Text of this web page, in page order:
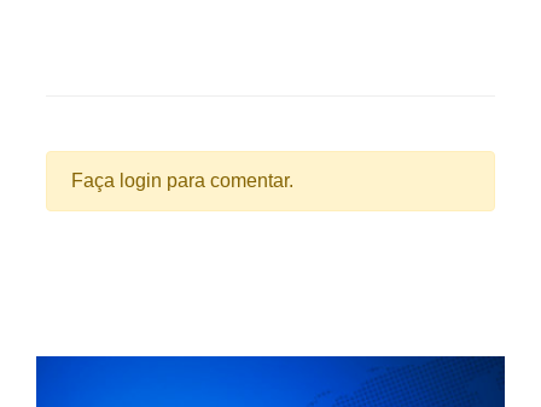
Faça login para comentar.